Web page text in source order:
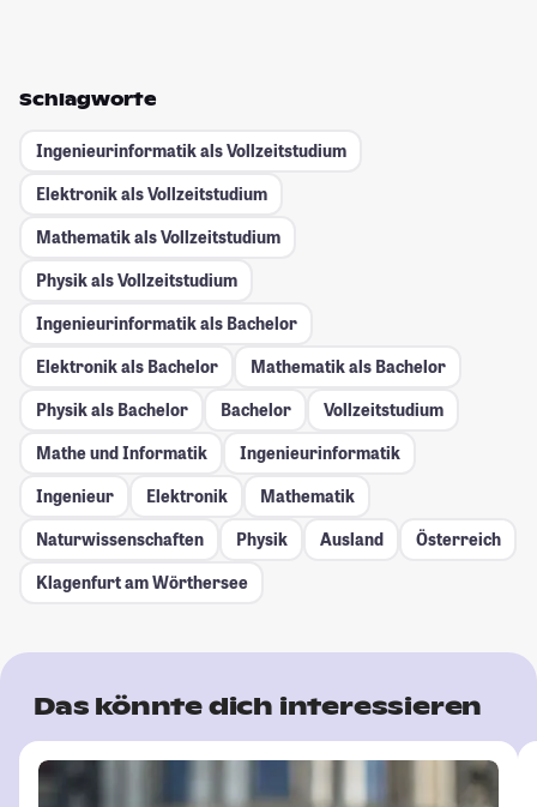
Schlagworte
Ingenieurinformatik als Vollzeitstudium
Elektronik als Vollzeitstudium
Mathematik als Vollzeitstudium
Physik als Vollzeitstudium
Ingenieurinformatik als Bachelor
Elektronik als Bachelor
Mathematik als Bachelor
Physik als Bachelor
Bachelor
Vollzeitstudium
Mathe und Informatik
Ingenieurinformatik
Ingenieur
Elektronik
Mathematik
Naturwissenschaften
Physik Ausland
Österreich
Klagenfurt am Wörthersee
Das könnte dich interessieren